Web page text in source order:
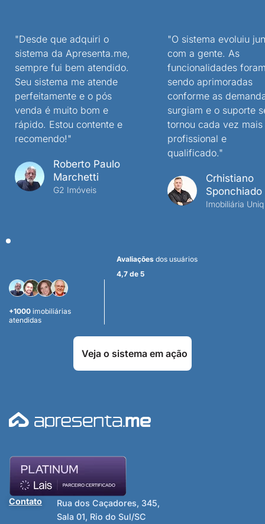
"Desde que adquiri o
sistema da Apresenta.me,
sempre fui bem atendido.
Seu sistema me atende
perfeitamente e o pós
venda é muito bom e
rápido. Estou contente e
recomendo!"
Roberto Paulo
Marchetti
G2 Imóveis
"O sistema evoluiu
com a gente. As
funcionalidades
sendo aprimoradas
conforme as
surgiam e o suporte
tornou cada vez mais
profissional e
qualificado."
Crhistiano
Sponchiado
Imobiliária Uniq
+1000 imobiliárias
atendidas
4,7 de 5
Avaliações dos usuários
Veja o sistema em ação
Contato
Rua dos Caçadores, 345,
Sala 01, Rio do Sul/SC